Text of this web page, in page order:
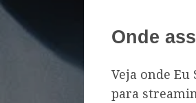
Onde
Veja onde Eu
para